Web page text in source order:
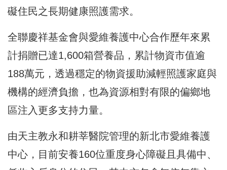
礙住民之長期健康照護需求。
全聯慶祥基金會與愛維養護中心合作歷年來累
計捐贈已達1,600箱營養品，累計物資市值逾
188萬元，透過穩定的物資援助減輕照護家庭與
機構的經濟負擔，也為資源相對有限的偏鄉地
區注入更多支持力量。
由天主教永和耕莘醫院管理的新北市愛維養護
中心，目前安養160位重度身心障礙且具備中、